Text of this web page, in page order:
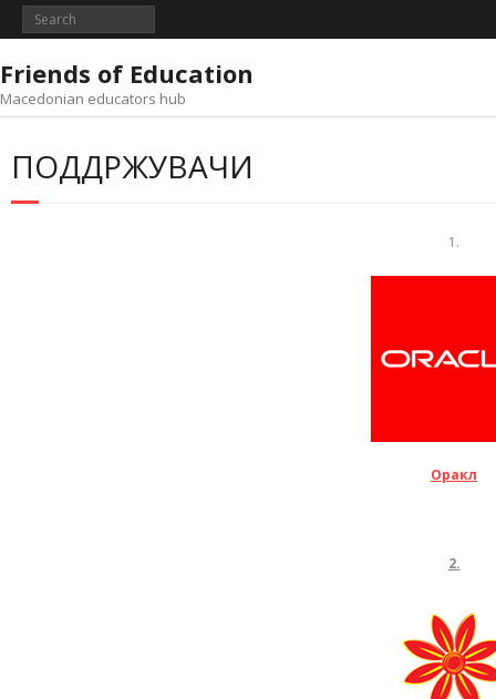
Skip
Friends of Education
Macedonian educators hub
ПОДДРЖУВАЧИ
1.
Оракл
2.